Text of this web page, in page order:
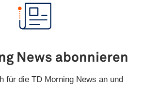
News abonnieren
für die TD Morning News an und